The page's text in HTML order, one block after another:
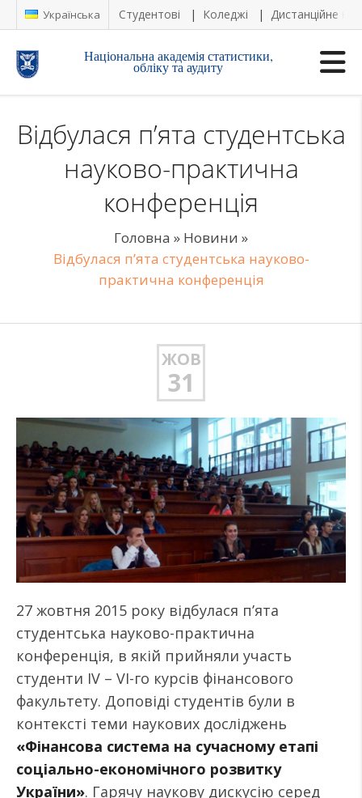
Українська Студентові Коледжі Дистанційне
Національна академія статистики,
обліку та аудиту
Відбулася п’ята студентська
науково-практична
конференція
Головна » Новини »
Відбулася п’ята студентська науково-
практична конференція
ЖОВ
31
27 жовтня 2015 року відбулася п’ята
студентська науково-практична
конференція, в якій прийняли участь
студенти IV – VI-го курсів фінансового
факультету. Доповіді студентів були в
контексті теми наукових досліджень
«Фінансова система на сучасному етапі
соціально-економічного розвитку
України». Гарячу наукову дискусію серед